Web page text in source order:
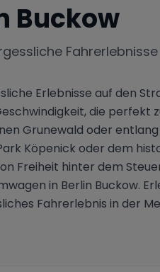
Buckow
Fahrerlebnisse
Erlebnisse auf den
die perfekt
Grunewald oder
Köpenick oder dem
Freiheit hinter dem
in Berlin Buckow.
Fahrerlebnis in der